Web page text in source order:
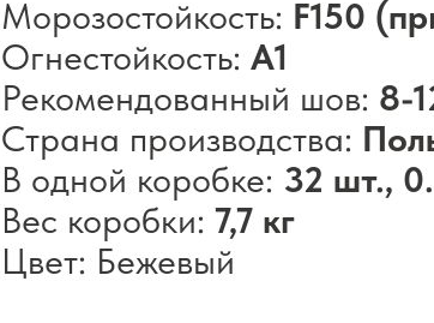
Морозостойкость: F150
Огнестойкость: А1
Рекомендованный шов: 8-
Страна производства:
В одной коробке: 32 шт.,
Вес коробки: 7,7 кг
Цвет: Бежевый